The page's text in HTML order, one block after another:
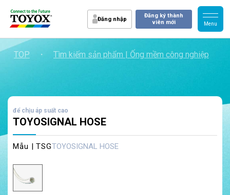
Đăng nhập
Đăng ký thành
viên mới
TOP ・ Tìm kiếm sản phẩm | Ống mềm công nghiệp
để chịu áp suất cao
TOYOSIGNAL HOSE
Mẫu | TSGTOYOSIGNAL HOSE